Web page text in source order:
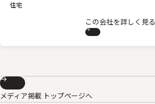
住宅
この会社を詳しく見る
メディア掲載 トップページへ